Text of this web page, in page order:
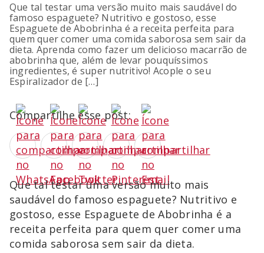
Que tal testar uma versão muito mais saudável do
famoso espaguete? Nutritivo e gostoso, esse
Espaguete de Abobrinha é a receita perfeita para
quem quer comer uma comida saborosa sem sair da
dieta. Aprenda como fazer um delicioso macarrão de
abobrinha que, além de levar pouquíssimos
ingredientes, é super nutritivo! Acople o seu
Espiralizador de […]
Compartilhe esse post:
Que tal testar uma versão muito mais
saudável do famoso espaguete? Nutritivo e
gostoso, esse Espaguete de Abobrinha é a
receita perfeita para quem quer comer uma
comida saborosa sem sair da dieta.